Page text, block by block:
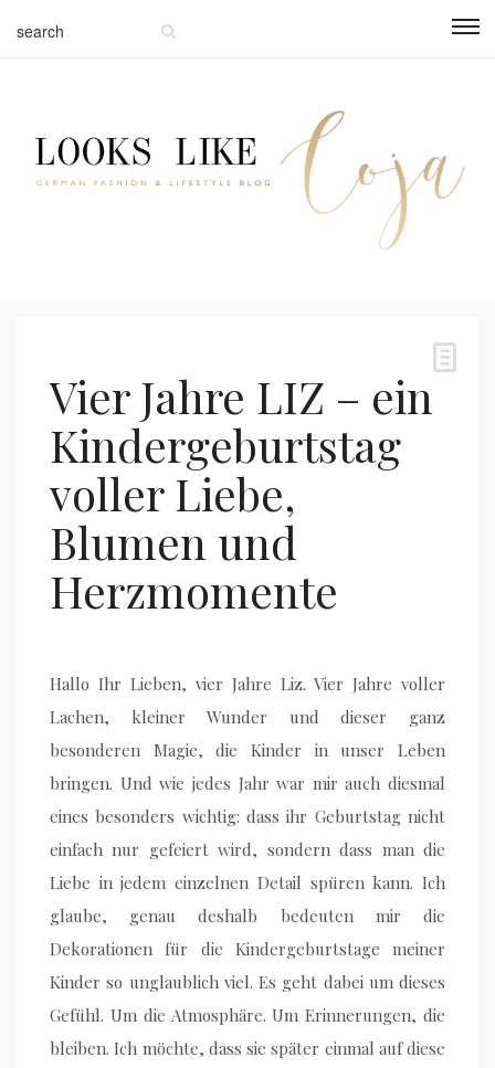
Vier Jahre LIZ – ein
Kindergeburtstag
voller Liebe,
Blumen und
Herzmomente
Hallo Ihr Lieben, vier Jahre Liz. Vier Jahre voller
Lachen, kleiner Wunder und dieser ganz
besonderen Magie, die Kinder in unser Leben
bringen. Und wie jedes Jahr war mir auch diesmal
eines besonders wichtig: dass ihr Geburtstag nicht
einfach nur gefeiert wird, sondern dass man die
Liebe in jedem einzelnen Detail spüren kann. Ich
glaube, genau deshalb bedeuten mir die
Dekorationen für die Kindergeburtstage meiner
Kinder so unglaublich viel. Es geht dabei um dieses
Gefühl. Um die Atmosphäre. Um Erinnerungen, die
bleiben. Ich möchte, dass sie später einmal auf diese